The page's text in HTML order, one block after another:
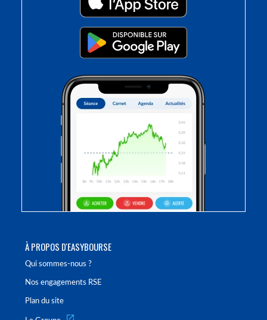
À PROPOS D'EASYBOURSE
Qui sommes-nous ?
Nos engagements RSE
Plan du site